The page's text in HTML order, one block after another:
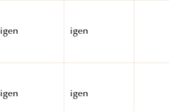
igen igen
igen igen